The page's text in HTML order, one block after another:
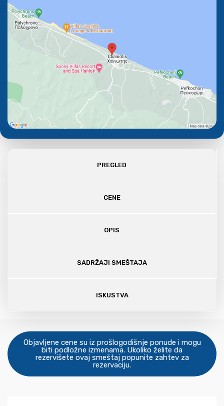
PREGLED
CENE
OPIS
SADRŽAJI SMEŠTAJA
ISKUSTVA
Objavljene cene su iz prošlogodišnje ponude i mogu
biti podložne izmenama. Ukoliko želite da
rezervišete ovaj smeštaj popunite zahtev za
rezervaciju.